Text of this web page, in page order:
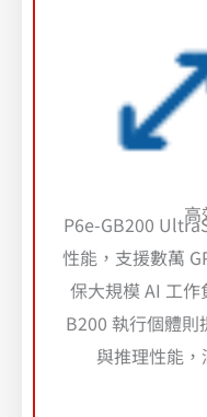
P6e-GB200
性能，支援數萬
保大規模 AI 工
B200 執行個體則
與推理性能